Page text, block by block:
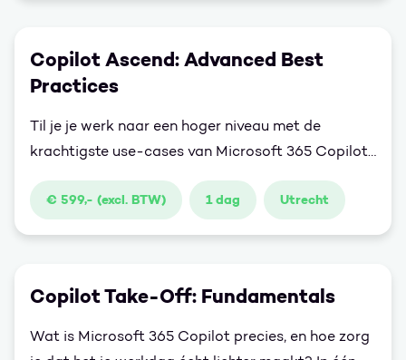
Copilot Ascend: Advanced Best
Practices
Til je je werk naar een hoger niveau met de
krachtigste use-cases van Microsoft 365 Copilot.
Zet Copilot in persoonlijke zoekmachine over al je
mails, documenten en bestanden. Combineer calls,
complete PowerPoint.
€ 599,- (excl. BTW) 1 dag Utrecht
Copilot Take-Off: Fundamentals
Wat is Microsoft 365 Copilot precies, en hoe zorg